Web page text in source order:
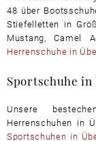
48 über
Stiefelletten in
Mustang, Camel
Herrenschuhe in
Sportschuhe
Unsere
Herrenschuhen in
Sportschuhen in